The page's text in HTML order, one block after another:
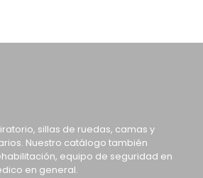
sillas de ruedas, camas y
Nuestro catálogo también
equipo de seguridad en
en general.